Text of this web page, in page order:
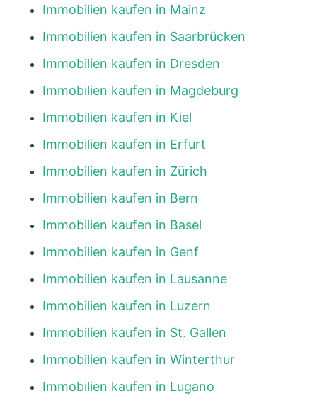
Immobilien kaufen in Mainz
Immobilien kaufen in Saarbrücken
Immobilien kaufen in Dresden
Immobilien kaufen in Magdeburg
Immobilien kaufen in Kiel
Immobilien kaufen in Erfurt
Immobilien kaufen in Zürich
Immobilien kaufen in Bern
Immobilien kaufen in Basel
Immobilien kaufen in Genf
Immobilien kaufen in Lausanne
Immobilien kaufen in Luzern
Immobilien kaufen in St. Gallen
Immobilien kaufen in Winterthur
Immobilien kaufen in Lugano